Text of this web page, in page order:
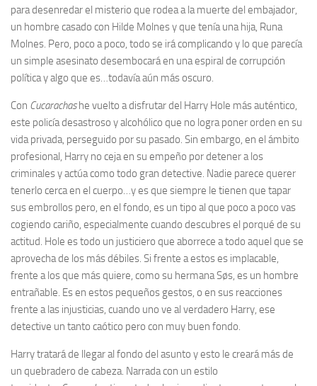
para desenredar el misterio que rodea a la muerte del embajador,
un hombre casado con Hilde Molnes y que tenía una hija, Runa
Molnes. Pero, poco a poco, todo se irá complicando y lo que parecía
un simple asesinato desembocará en una espiral de corrupción
política y algo que es…todavía aún más oscuro.
Con Cucarachashe vuelto a disfrutar del Harry Hole más auténtico,
este policía desastroso y alcohólico que no logra poner orden en su
vida privada, perseguido por su pasado. Sin embargo, en el ámbito
profesional, Harry no ceja en su empeño por detener a los
criminales y actúa como todo gran detective. Nadie parece querer
tenerlo cerca en el cuerpo…y es que siempre le tienen que tapar
sus embrollos pero, en el fondo, es un tipo al que poco a poco vas
cogiendo cariño, especialmente cuando descubres el porqué de su
actitud. Hole es todo un justiciero que aborrece a todo aquel que se
aprovecha de los más débiles. Si frente a estos es implacable,
frente a los que más quiere, como su hermana Søs, es un hombre
entrañable. Es en estos pequeños gestos, o en sus reacciones
frente a las injusticias, cuando uno ve al verdadero Harry, ese
detective un tanto caótico pero con muy buen fondo.
Harry tratará de llegar al fondo del asunto y esto le creará más de
un quebradero de cabeza. Narrada con un estilo